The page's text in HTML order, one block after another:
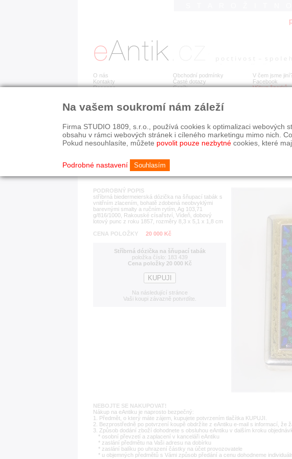
O nás
Kontakty
Recenze
Obchodní podmínky
Časté dotazy
Ceník
V čem jsme
Facebook
Výkup šperků
Detail položky č. 183 439 Stříbrná dózička na
PODROBNÝ POPIS
stříbrná biedermeierská dózička na šňupací tabák s
vnitřním zlacením, bohatě zdobená neobvyklými
barevnými smalty a ručním rytím, Ag 103,71
g/816/1000, Rakouské císařství, Vídeň, dobový
lotový punc z roku 1857, rozměry 8,3 x 5,1 x 1,8 cm
CENA POLOŽKY
20 000 Kč
Stříbrná dózička na šňupací tabák
položka číslo: 183 439
Cena položky 20 000 Kč
Na následující stránce
Vaši koupi závazně potvrdíte.
NEBOJTE SE NAKUPOVAT!
Nákup na eAntiku je naprosto bezpečný:
1. Předmět, o který máte zájem, kupujete potvrzením tlačítka KUPUJI.
2. Bezprostředně po potvrzení koupě obdržíte z eAntiku e-mail s informací, že
3. Způsob dodání zboží dohodnete s obsluhou eAntiku v dalším kroku
* osobní převzetí a zaplacení v kanceláři eAntiku
* zaslání předmětu na Vaši adresu na dobírku
* zaslání balíku po uhrazení částky na účet provozovatele
* u objemných předmětů s Vámi způsob předání a cenu dohodneme
Na vašem soukromí nám záleží
Firma STUDIO 1809, s.r.o., používá cookies k optimalizaci
obsahu v rámci webových stránek i cíleného marketingu mimo nich.
Pokud nesouhlasíte, můžete povolit pouze nezbytné cookies, které
Podrobné nastavení Souhlasím